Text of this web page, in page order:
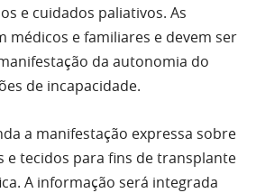
e cuidados paliativos. As
médicos e familiares e devem ser
da autonomia do
de incapacidade.
a manifestação expressa sobre
e tecidos para fins de transplante
A informação será integrada